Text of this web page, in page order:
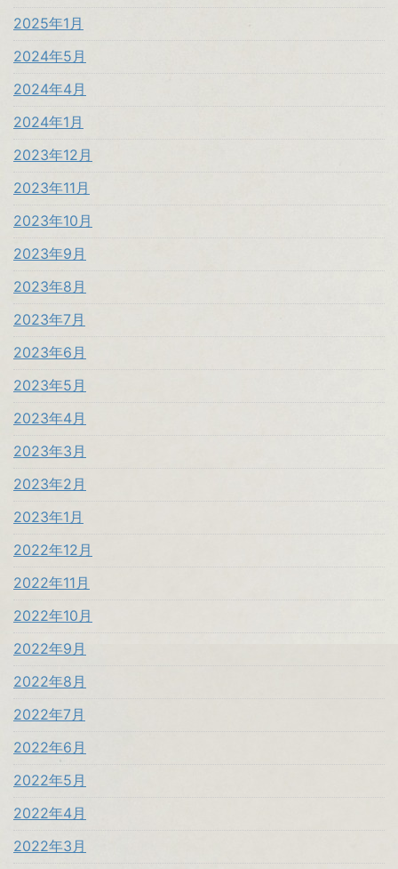
2025年1月
2024年5月
2024年4月
2024年1月
2023年12月
2023年11月
2023年10月
2023年9月
2023年8月
2023年7月
2023年6月
2023年5月
2023年4月
2023年3月
2023年2月
2023年1月
2022年12月
2022年11月
2022年10月
2022年9月
2022年8月
2022年7月
2022年6月
2022年5月
2022年4月
2022年3月